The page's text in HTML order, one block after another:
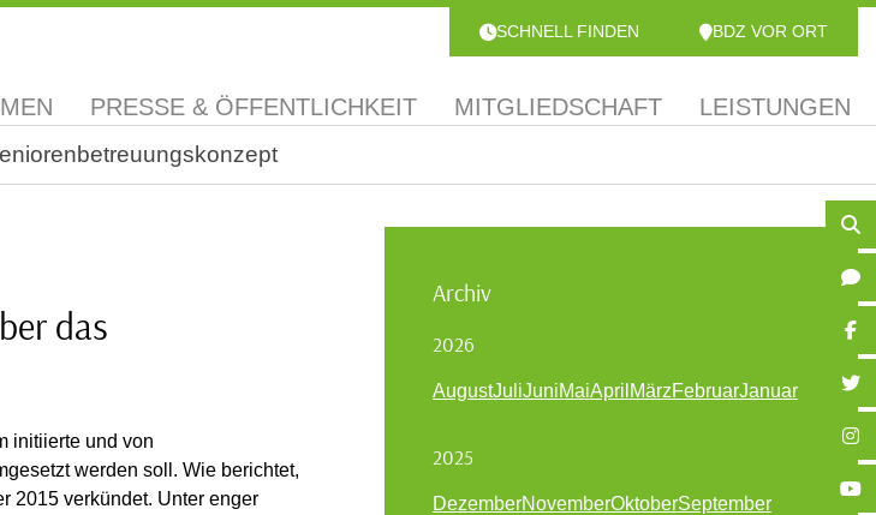
SCHNELL FINDEN BDZ VOR ORT
PRESSE & ÖFFENTLICHKEIT MITGLIEDSCHAFT LEISTUNGEN
das
initiierte und von
werden soll. Wie berichtet,
2015 verkündet. Unter enger
Archiv
2026
AugustJuliJuniMaiApril MärzFebruarJanuar
2025
DezemberNovemberOktoberSeptember